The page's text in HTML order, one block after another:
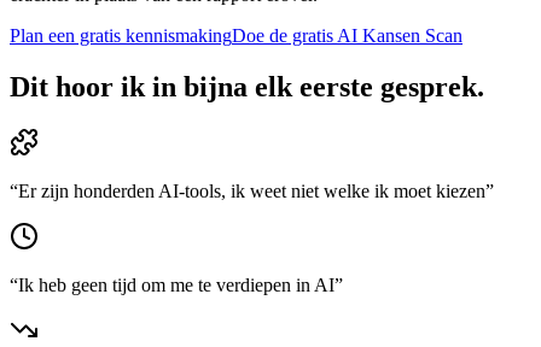
Plan een gratis kennismakingDoe de gratis AI Kansen Scan
Dit hoor ik in bijna elk eerste gesprek.
“Er zijn honderden AI-tools, ik weet niet welke ik moet kiezen”
“Ik heb geen tijd om me te verdiepen in AI”